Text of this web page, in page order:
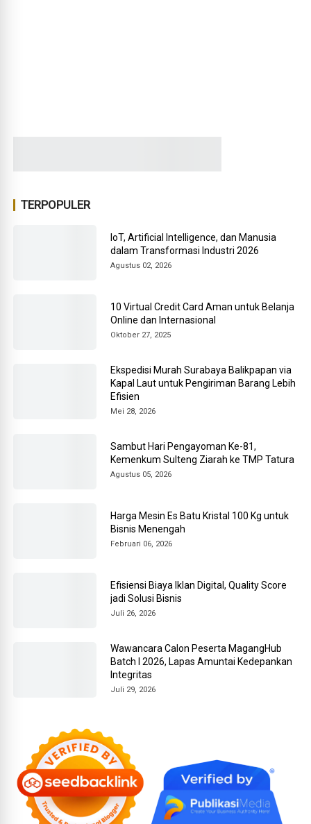
TERPOPULER
IoT, Artificial Intelligence, dan Manusia
dalam Transformasi Industri 2026
Agustus 02, 2026
10 Virtual Credit Card Aman untuk Belanja
Online dan Internasional
Oktober 27, 2025
Ekspedisi Murah Surabaya Balikpapan via
Kapal Laut untuk Pengiriman Barang Lebih
Efisien
Mei 28, 2026
Sambut Hari Pengayoman Ke-81,
Kemenkum Sulteng Ziarah ke TMP Tatura
Agustus 05, 2026
Harga Mesin Es Batu Kristal 100 Kg untuk
Bisnis Menengah
Februari 06, 2026
Efisiensi Biaya Iklan Digital, Quality Score
jadi Solusi Bisnis
Juli 26, 2026
Wawancara Calon Peserta MagangHub
Batch I 2026, Lapas Amuntai Kedepankan
Integritas
Juli 29, 2026